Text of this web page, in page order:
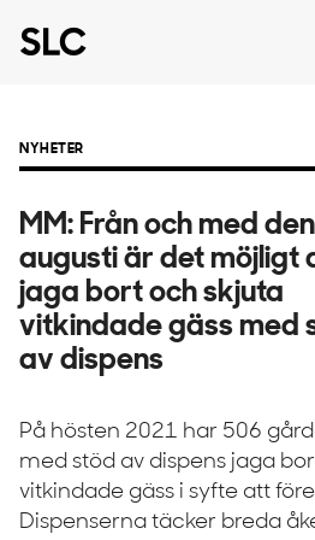
NYHETER
MM: Från och med
augusti är det möjligt
jaga bort och skjuta
vitkindade gäss med
av dispens
På hösten 2021 har 506
med stöd av dispens jaga
vitkindade gäss i syfte att
Dispenserna täcker breda